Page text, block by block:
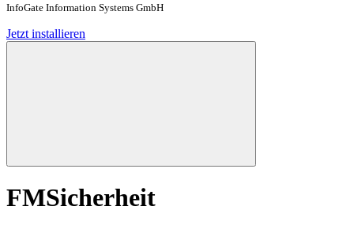
InfoGate Information Systems GmbH
Jetzt installieren
FMSicherheit